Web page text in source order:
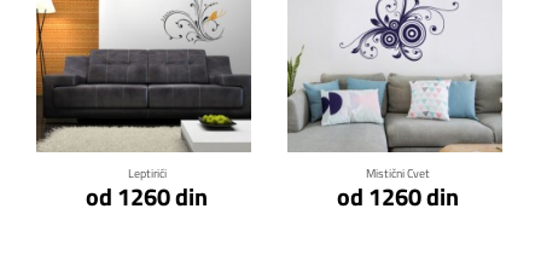
Leptirići
od 1260 din
Klikni za detalje
Mistični Cvet
od 1260 din
Klikni za detalje